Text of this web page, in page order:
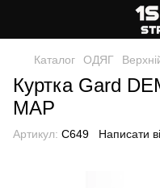
Каталог ОДЯГ
Куртка Gard
MAP
Артикул: C649 Написати